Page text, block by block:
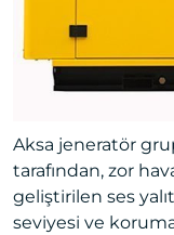
Aksa jeneratör
tarafından, zor
geliştirilen ses
seviyesi ve